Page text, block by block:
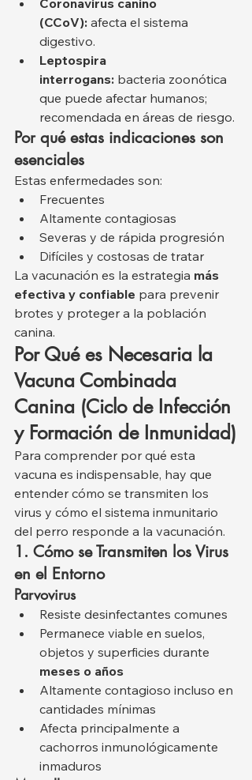
Coronavirus canino
(CCoV): afecta el sistema
digestivo.
Leptospira
interrogans: bacteria zoonótica
que puede afectar humanos;
recomendada en áreas de riesgo.
Por qué estas indicaciones son
esenciales
Estas enfermedades son:
Frecuentes
Altamente contagiosas
Severas y de rápida progresión
Difíciles y costosas de tratar
La vacunación es la estrategia más
efectiva y confiable para prevenir
brotes y proteger a la población
canina.
Por Qué es Necesaria la
Vacuna Combinada
Canina (Ciclo de Infección
y Formación de Inmunidad)
Para comprender por qué esta
vacuna es indispensable, hay que
entender cómo se transmiten los
virus y cómo el sistema inmunitario
del perro responde a la vacunación.
1. Cómo se Transmiten los Virus
en el Entorno
Parvovirus
Resiste desinfectantes comunes
Permanece viable en suelos,
objetos y superficies durante
meses o años
Altamente contagioso incluso en
cantidades mínimas
Afecta principalmente a
cachorros inmunológicamente
inmaduros